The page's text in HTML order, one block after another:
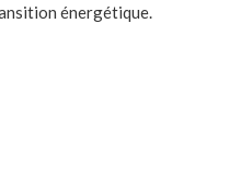
énergétique.